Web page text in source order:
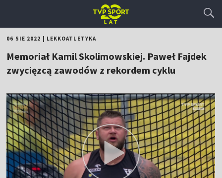
06 SIE 2022 LEKKOATLETYKA
Memoriał Kamil Skolimowskiej. Paweł Fajdek
zwycięzcą zawodów z rekordem cyklu